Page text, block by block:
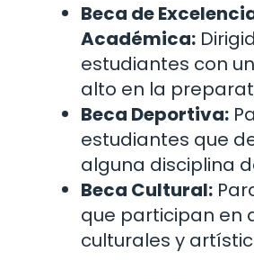
Beca de
Académica:
estudiantes con
alto en la
Beca Deportiva:
estudiantes que
alguna disciplina
Beca Cultural:
que participan en
culturales y